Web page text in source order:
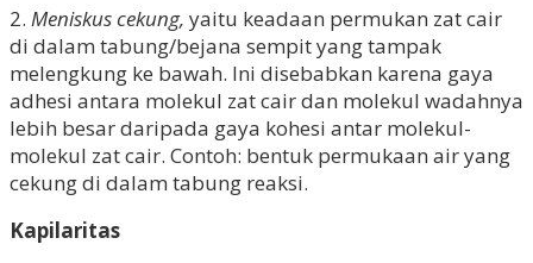
2. Meniskus cekung, yaitu keadaan permukan zat cair
di dalam tabung/bejana sempit yang tampak
melengkung ke bawah. Ini disebabkan karena gaya
adhesi antara molekul zat cair dan molekul wadahnya
lebih besar daripada gaya kohesi antar molekul-
molekul zat cair. Contoh: bentuk permukaan air yang
cekung di dalam tabung reaksi.
Kapilaritas